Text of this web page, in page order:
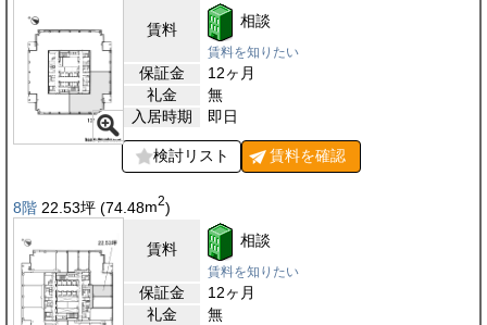
賃料 相談
賃料を知りたい
保証金
12ヶ月
礼金
無
入居時期
即日
検討リスト 賃料を確認
8階 22.53坪 (74.48m2)
賃料 相談
賃料を知りたい
保証金
12ヶ月
礼金
無